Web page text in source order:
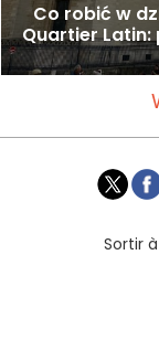
Co robić w
Quartier Latin:
Sortir